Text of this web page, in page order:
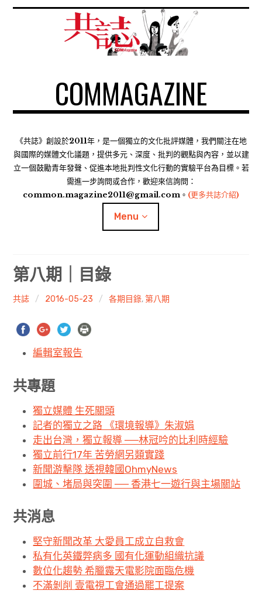
COMMAGAZINE
《共誌》創設於2011年，是一個獨立的文化批評媒體，我們關注在地
與國際的媒體文化議題，提供多元、深度、批判的觀點與內容，並以建
立一個鼓勵青年發聲、促進本地批判性文化行動的實驗平台為目標。若
需進一步詢問或合作，歡迎來信詢問：
common.magazine2011@gmail.com。 (更多共誌介紹)
Menu
共專題
共評論
共想/共享
共青年
文化誌
勞動誌
共誌寫手
各期目錄
第八期｜目錄
共誌 2016-05-23 各期目錄, 第八期
編輯室報告
共專題
獨立媒體 生死關頭
記者的獨立之路 《環境報導》朱淑娟
走出台灣，獨立報導 ──林冠吟的比利時經驗
獨立前行17年 苦勞網另類實踐
新聞游擊隊 透視韓國OhmyNews
圍城、堵局與突圍 ── 香港七一遊行與主場關站
共消息
堅守新聞改革 大愛員工成立自救會
私有化英鐵弊病多 國有化運動組織抗議
數位化趨勢 希臘露天電影院面臨危機
不滿剝削 壹電視工會通過罷工提案